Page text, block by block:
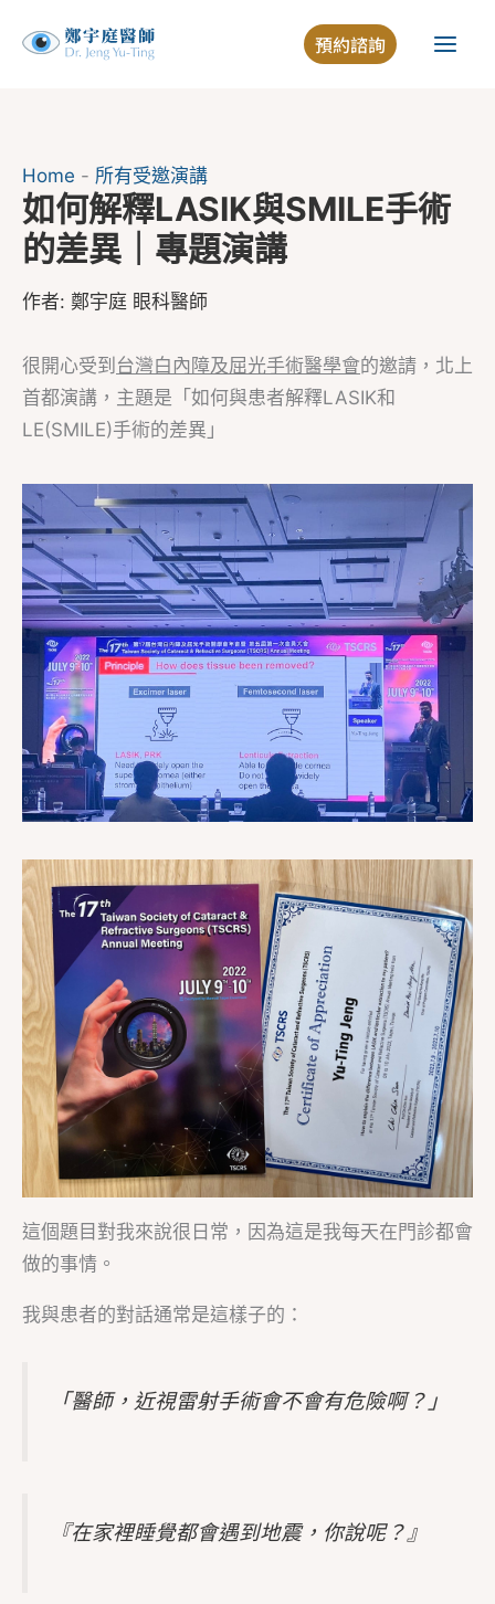
預約諮詢
Home - 所有受邀演講
如何解釋LASIK與SMILE手術
的差異｜專題演講
作者: 鄭宇庭 眼科醫師
很開心受到 台灣白內障及屈光手術醫學會的邀請，北上
首都演講，主題是「如何與患者解釋LASIK和
LE(SMILE)手術的差異」
這個題目對我來說很日常，因為這是我每天在門診都會
做的事情。
我與患者的對話通常是這樣子的：
「醫師，近視雷射手術會不會有危險啊？」
『在家裡睡覺都會遇到地震，你說呢？』